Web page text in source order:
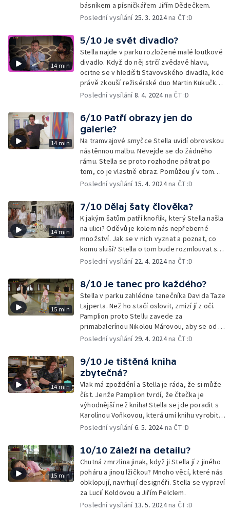
básníkem a písničkářem Jiřím Dědečkem.
Poslední vysílání 25. 3. 2024na ČT :D
14 min
5/10 Je svět divadlo?
Stella najde v parku rozložené malé loutkové
divadlo. Když do něj strčí zvědavě hlavu,
ocitne se v hledišti Stavovského divadla, kde
právě zkouší režisérské duo Martin Kukučka a
Lukáš Trpišovský. Potká se i s hercem Petrem
Poslední vysílání8. 4. 2024na ČT :D
14 min
6/10 Patří obrazy jen do
galerie?
Na tramvajové smyčce Stella uvidí obrovskou
nástěnnou malbu. Nevejde se do žádného
rámu. Stella se proto rozhodne pátrat po
tom, co je vlastně obraz. Pomůžou jí v tom
malířka Martina Staňková a vizuální umělec
Poslední vysílání15. 4. 2024na ČT :D
14 min
7/10 Dělaj šaty člověka?
K jakým šatům patří knoflík, který Stella našla
na ulici? Oděvů je kolem nás nepřeberné
množství. Jak se v nich vyznat a poznat, co
komu sluší? Stella o tom bude rozmlouvat s
módními návrháři Josefínou Bakošovou a
Poslední vysílání 22. 4. 2024na ČT :D
15 min
8/10 Je tanec pro každého?
Stella v parku zahlédne tanečníka Davida Taze
Lajperta. Než ho stačí oslovit, zmizí jí z očí.
Pamplion proto Stellu zavede za
primabalerínou Nikolou Márovou, aby se od ní
naučila alespoň pár základních tanečních
Poslední vysílání 29. 4. 2024na ČT :D
14 min
9/10 Je tištěná kniha
zbytečná?
Vlak má zpoždění a Stella je ráda, že si může
číst. Jenže Pamplion tvrdí, že čtečka je
výhodnější než kniha! Stella se jde poradit s
Karolínou Voňkovou, která umí knihu vyrobit, a
taky s ilustrátorem Filipem Pošivačem.
Poslední vysílání6. 5. 2024na ČT :D
15 min
10/10 Záleží na detailu?
Chutná zmrzlina jinak, když ji Stella jí z jiného
poháru a jinou lžičkou? Mnoho věcí, které nás
obklopují, navrhují designéři. Stella se vypraví
za Lucií Koldovou a Jiřím Pelclem.
Poslední vysílání13. 5. 2024na ČT :D